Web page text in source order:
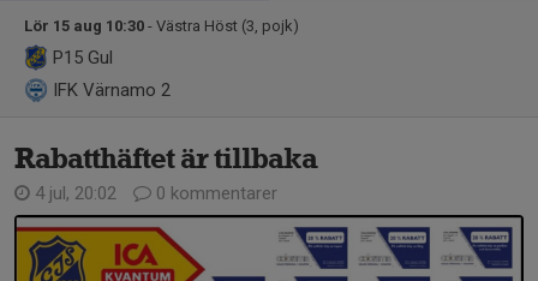
Lör 15 aug 10:30 - Västra Höst (3, pojk)
P15 Gul
IFK Värnamo 2
Rabatthäftet är tillbaka
4 jul, 20:02 0 kommentarer